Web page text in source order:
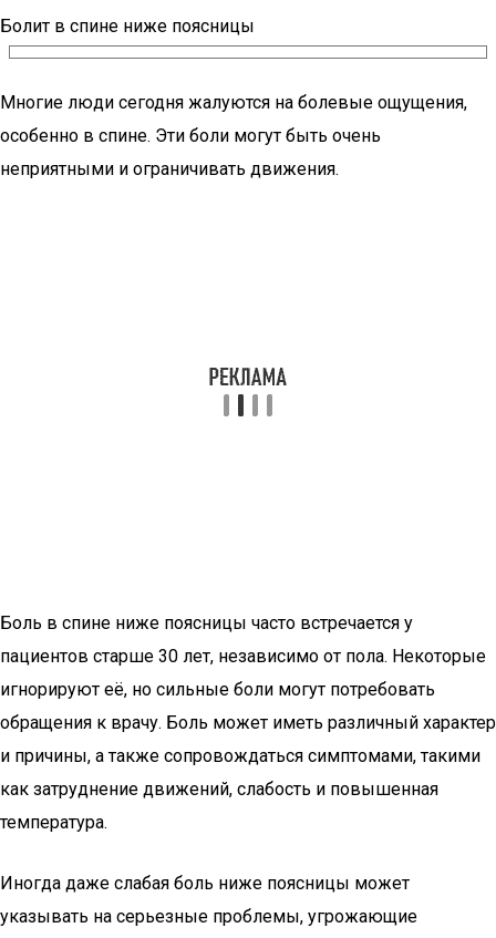
Болит в спине ниже поясницы
Многие люди сегодня жалуются на болевые ощущения,
особенно в спине. Эти боли могут быть очень
неприятными и ограничивать движения.
Боль в спине ниже поясницы часто встречается у
пациентов старше 30 лет, независимо от пола. Некоторые
игнорируют её, но сильные боли могут потребовать
обращения к врачу. Боль может иметь различный характер
и причины, а также сопровождаться симптомами, такими
как затруднение движений, слабость и повышенная
температура.
Иногда даже слабая боль ниже поясницы может
указывать на серьезные проблемы, угрожающие